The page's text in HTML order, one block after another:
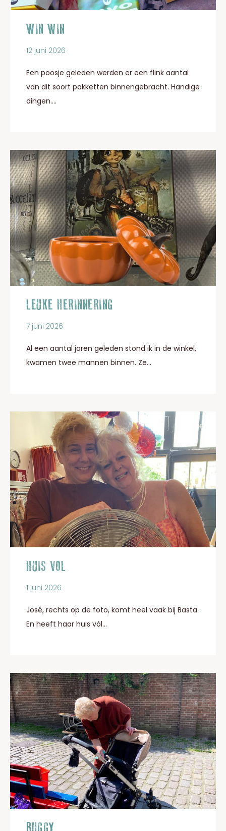
WIN WIN
12 juni 2026
Een poosje geleden werden er een flink aantal
van dit soort pakketten binnengebracht. Handige
dingen....
LEUKE HERINNERING
7 juni 2026
Al een aantal jaren geleden stond ik in de winkel,
kwamen twee mannen binnen. Ze...
HUIS VOL
1 juni 2026
José, rechts op de foto, komt heel vaak bij Basta.
En heeft haar huis vól...